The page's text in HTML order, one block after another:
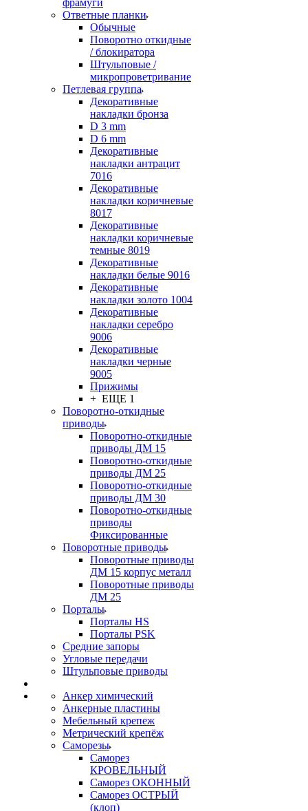
фрамуги
Ответные планки
Обычные
Поворотно откидные
/ блокиратора
Штульповые /
микропроветривание
Петлевая группа
Декоративные
накладки бронза
D 3 mm
D 6 mm
Декоративные
накладки антрацит
7016
Декоративные
накладки коричневые
8017
Декоративные
накладки коричневые
темные 8019
Декоративные
накладки белые 9016
Декоративные
накладки золото 1004
Декоративные
накладки серебро
9006
Декоративные
накладки черные
9005
Прижимы
+ ЕЩЕ 1
Поворотно-откидные
приводы
Поворотно-откидные
приводы ДМ 15
Поворотно-откидные
приводы ДМ 25
Поворотно-откидные
приводы ДМ 30
Поворотно-откидные
приводы
Фиксированные
Поворотные приводы
Поворотные приводы
ДМ 15 корпус металл
Поворотные приводы
ДМ 25
Порталы
Порталы HS
Порталы PSK
Средние запоры
Угловые передачи
Штульповые приводы
Анкер химический
Анкерные пластины
Мебельный крепеж
Метрический крепёж
Саморезы
Саморез
КРОВЕЛЬНЫЙ
Саморез ОКОННЫЙ
Саморез ОСТРЫЙ
(клоп)